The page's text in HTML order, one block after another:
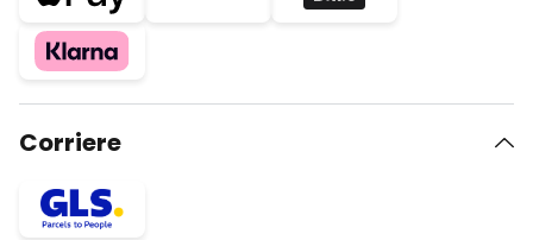
Corriere